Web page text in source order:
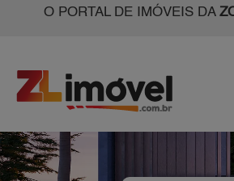
O PORTAL DE IMÓVEIS DA